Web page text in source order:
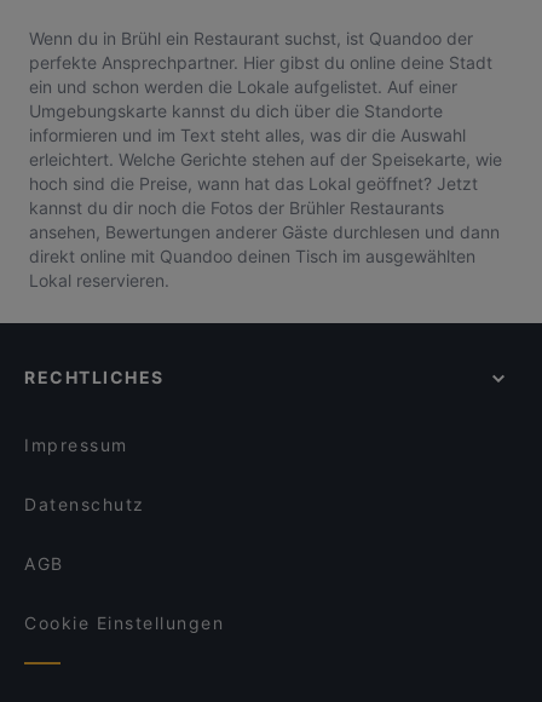
Wenn du in Brühl ein Restaurant suchst, ist Quandoo der
perfekte Ansprechpartner. Hier gibst du online deine Stadt
ein und schon werden die Lokale aufgelistet. Auf einer
Umgebungskarte kannst du dich über die Standorte
informieren und im Text steht alles, was dir die Auswahl
erleichtert. Welche Gerichte stehen auf der Speisekarte, wie
hoch sind die Preise, wann hat das Lokal geöffnet? Jetzt
kannst du dir noch die Fotos der Brühler Restaurants
ansehen, Bewertungen anderer Gäste durchlesen und dann
direkt online mit Quandoo deinen Tisch im ausgewählten
Lokal reservieren.
RECHTLICHES
Impressum
Datenschutz
AGB
Cookie Einstellungen